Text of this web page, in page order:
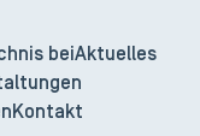
beiAktuelles
Kontakt